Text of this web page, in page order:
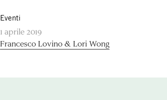
Eventi
1 aprile 2019
Francesco Lovino & Lori Wong